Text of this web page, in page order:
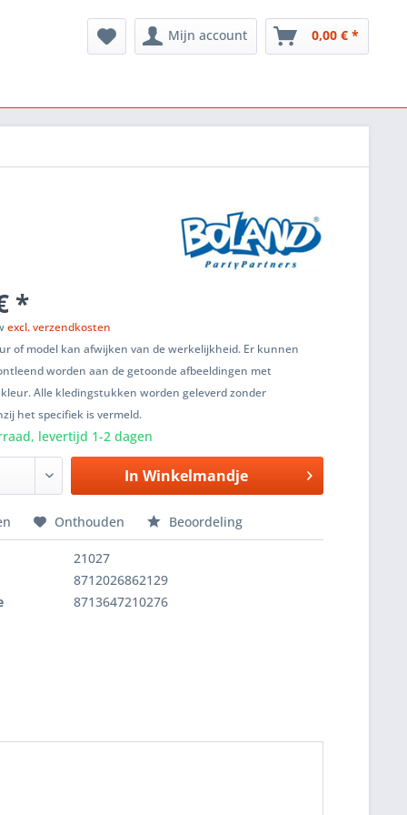
Mijn account 0,00 € *
*
excl. verzendkosten
of model kan afwijken van de werkelijkheid. Er kunnen
worden aan de getoonde afbeeldingen met
Alle kledingstukken worden geleverd zonder
het specifiek is vermeld.
levertijd 1-2 dagen
In Winkelmandje
Onthouden Beoordeling
21027
8712026862129
8713647210276